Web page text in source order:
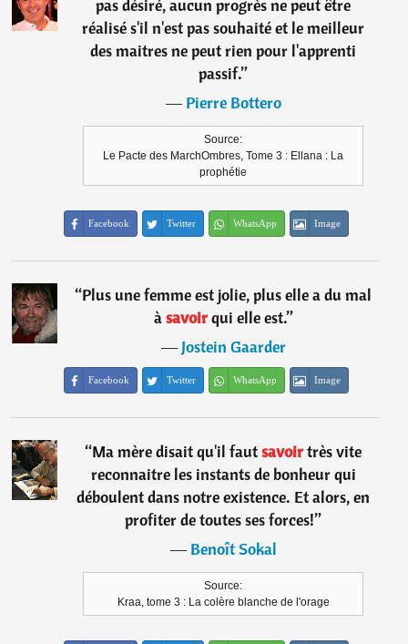
pas désiré, aucun progrès ne peut être
réalisé s'il n'est pas souhaité et le meilleur
des maitres ne peut rien pour l'apprenti
passif.”
―Pierre Bottero
Source:
Le Pacte des MarchOmbres, Tome 3 : Ellana : La
prophétie
Facebook Twitter WhatsApp Image
“Plus une femme est jolie, plus elle a du mal
àsavoirqui elle est.”
―Jostein Gaarder
Facebook Twitter WhatsApp Image
“Ma mère disait qu'il fautsavoirtrès vite
reconnaitre les instants de bonheur qui
déboulent dans notre existence. Et alors, en
profiter de toutes ses forces!”
―Benoît Sokal
Source:
Kraa, tome 3 : La colère blanche de l'orage